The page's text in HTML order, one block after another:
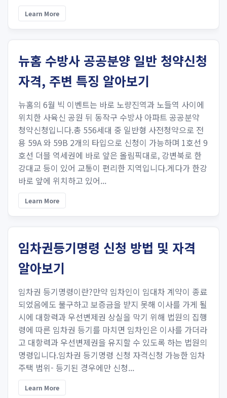
Learn More
뉴홈 수방사 공공분양 일반 청약신청
자격, 주변 특징 알아보기
뉴홈의 6월 빅 이벤트는 바로 노량진역과 노들역 사이에
위치한 사육신 공원 뒤 동작구 수방사 아파트 공공분약
청약신청입니다.총 556세대 중 일반형 사전청약으로 전
용 59A 와 59B 2개의 타입으로 신청이 가능하며 1호선 9
호선 더블 역세권에 바로 앞은 올림픽대로, 강변북로 한
강대교 등이 있어 교통이 편리한 지역입니다.게다가 한강
바로 앞에 위치하고 있어...
Learn More
임차권등기명령 신청 방법 및 자격
알아보기
임차권 등기명령이란?만약 임차인이 임대차 계약이 종료
되었음에도 불구하고 보증금을 받지 못해 이사를 가게 될
시에 대항력과 우선변제권 상실을 막기 위해 법원의 집행
령에 따른 임차권 등기를 마치면 임차인은 이사를 가더라
고 대항력과 우선변제권을 유지​할 수 있도록 하는 법원의
명령입니다.임차권 등기명령 신청 자격신청 가능한 임차
주택 범위- 등기된 경우에만 신청...
Learn More